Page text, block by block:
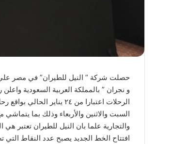
حصلت شركة ” النيل للطيران” في مصر علي
و نجران ” بالمملكة العربية السعودية
الرحلات اعتبارا من ٢٤
السبت والاثنين والأربعاء وذلك بما
والتجارية علما بان النيل للطيران تعتبر
افتتاح الخط الجديد يصبح عدد النقاط التي تصل